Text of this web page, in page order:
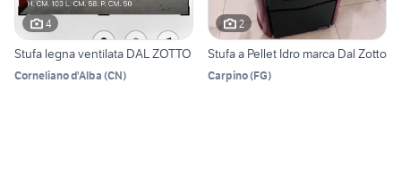
4
Stufa legna ventilata DAL ZOTTO
Corneliano d'Alba (CN)
2
Stufa a Pellet Idro marca Dal Zotto
Carpino(FG)